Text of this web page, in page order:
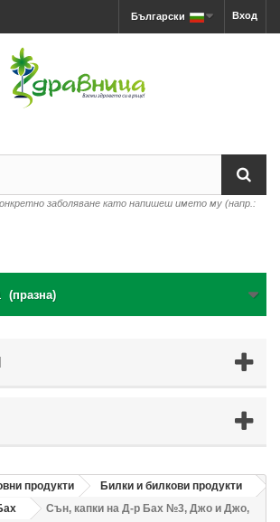
Вход
Български
заболяване като напишеш името му (напр.:
(празна)
продукти
Билки и билкови продукти
Сън, капки на Д-р Бах №3, Джо и Джо,